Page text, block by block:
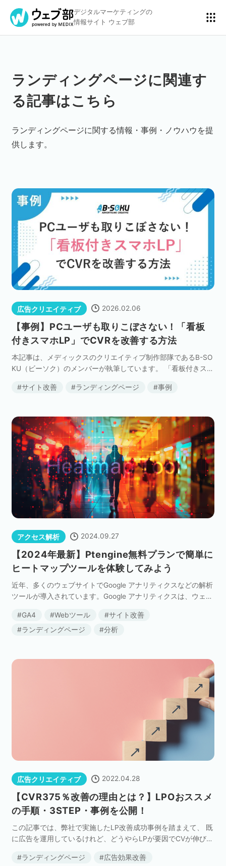
デジタルマーケティングの
情報サイト ウェブ部
リスティング広告 BtoBマーケティング
Webサイト構築
ネット市場調査データ フィード広告
SEO
CRM KARTE
Google Cloud／BI
実績・事例
セミナー
株式会社メディックス
プライバシーポリシー
ランディングページに関連す
る記事はこちら
ランディングページに関する情報・事例・ノウハウを提
供します。
広告クリエイティブ 2026.02.06
【事例】PCユーザも取りこぼさない！「看板
付きスマホLP」でCVRを改善する方法
本記事は、メディックスのクリエイティブ制作部隊であるB-SO
KU（ビーソク）のメンバーが執筆しています。 「看板付きスマ
看板付きスマホLPとはB-SOKU内での […]
サイト改善 ランディングページ 事例
アクセス解析 2024.09.27
【2024年最新】Ptengine無料プランで簡単に
ヒートマップツールを体験してみよう
近年、多くのウェブサイトでGoogle アナリティクスなどの解析
ツールが導入されています。Google アナリティクスは、ウェブ
に役立つツールです。しかし、いざサイ […]
GA4 Webツール
サイト改善
ランディングページ
分析
広告クリエイティブ 2022.04.28
【CVR375％改善の理由とは？】LPOおススメ
の手順・3STEP・事例を公開！
この記事では、弊社で実施したLP改善成功事例を踏まえて、 既
に広告を運用しているけれど、どうやらLPが要因でCVが伸び悩
いいかわからない といった方々に向けて […]
ランディングページ 広告効果改善